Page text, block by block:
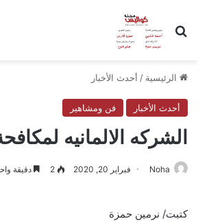
بحث عن
الرئيسية / أحدث الأخبار
أحدث الأخبار فن ومشاهير
الشركه الالمانيه
Noha فبراير 20, 2020 2 دقيقة
كتبت/ نرمين حمزة